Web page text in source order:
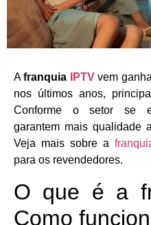
Afranquia IPTVvem
nos últimos anos,
Conforme o setor se
garantem mais qualidade
Veja mais sobre a
para os revendedores.
O que é a
Como